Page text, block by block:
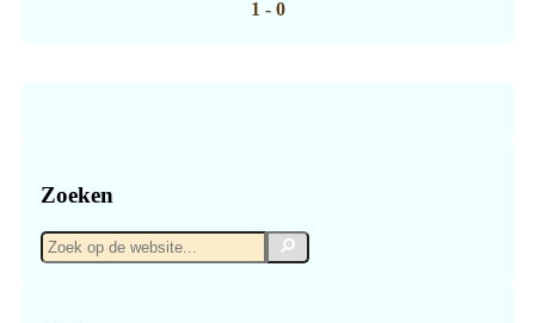
1 - 0
Zoeken
Zoek
op
Zoek